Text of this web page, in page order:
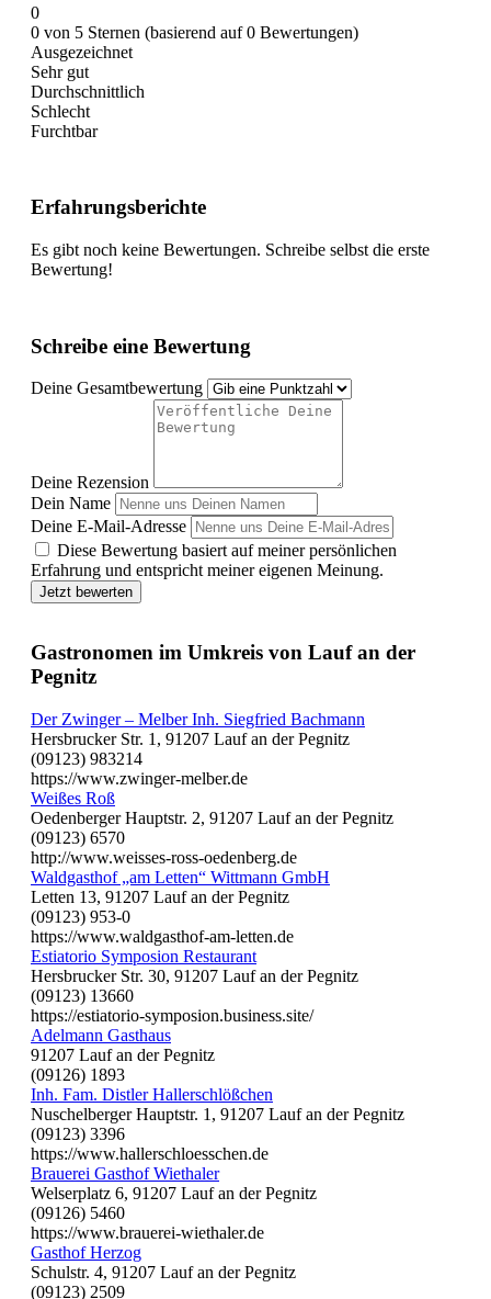
0
0 von 5 Sternen (basierend auf 0 Bewertungen)
Ausgezeichnet
Sehr gut
Durchschnittlich
Schlecht
Furchtbar
Erfahrungsberichte
Es gibt noch keine Bewertungen. Schreibe selbst die erste
Bewertung!
Schreibe eine Bewertung
Deine Gesamtbewertung
Deine Rezension
Dein Name
Deine E-Mail-Adresse
Diese Bewertung basiert auf meiner persönlichen
Erfahrung und entspricht meiner eigenen Meinung.
Jetzt bewerten
Gastronomen im Umkreis von Lauf an der
Pegnitz
Der Zwinger – Melber Inh. Siegfried Bachmann
Hersbrucker Str. 1, 91207 Lauf an der Pegnitz
(09123) 983214
https://www.zwinger-melber.de
Weißes Roß
Oedenberger Hauptstr. 2, 91207 Lauf an der Pegnitz
(09123) 6570
http://www.weisses-ross-oedenberg.de
Waldgasthof „am Letten“ Wittmann GmbH
Letten 13, 91207 Lauf an der Pegnitz
(09123) 953-0
https://www.waldgasthof-am-letten.de
Estiatorio Symposion Restaurant
Hersbrucker Str. 30, 91207 Lauf an der Pegnitz
(09123) 13660
https://estiatorio-symposion.business.site/
Adelmann Gasthaus
91207 Lauf an der Pegnitz
(09126) 1893
Inh. Fam. Distler Hallerschlößchen
Nuschelberger Hauptstr. 1, 91207 Lauf an der Pegnitz
(09123) 3396
https://www.hallerschloesschen.de
Brauerei Gasthof Wiethaler
Welserplatz 6, 91207 Lauf an der Pegnitz
(09126) 5460
https://www.brauerei-wiethaler.de
Gasthof Herzog
Schulstr. 4, 91207 Lauf an der Pegnitz
(09123) 2509